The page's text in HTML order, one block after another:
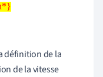
définition de la
de la vitesse